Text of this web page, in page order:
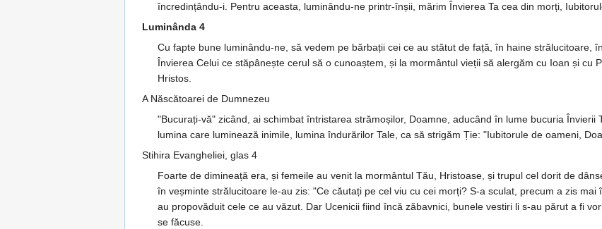
încredințându-i. Pentru aceasta, luminându-ne printr-înșii, mărim Învierea Ta cea din morți,
Luminânda 4
Cu fapte bune luminându-ne, să vedem pe bărbații cei ce au stătut de față, în haine strălucitoare,
Învierea Celui ce stăpânește cerul să o cunoaștem, și la mormântul vieții să alergăm cu Ioan și
Hristos.
A Născătoarei de Dumnezeu
"Bucurați-vă" zicând, ai schimbat întristarea strămoșilor, Doamne, aducând în lume bucuria
lumina care luminează inimile, lumina îndurărilor Tale, ca să strigăm Ție: "Iubitorule de oameni,
Stihira Evangheliei, glas 4
Foarte de dimineață era, și femeile au venit la mormântul Tău, Hristoase, și trupul cel dorit de
în veșminte strălucitoare le-au zis: "Ce căutați pe cel viu cu cei morți? S-a sculat, precum a zis
au propovăduit cele ce au văzut. Dar Ucenicii fiind încă zăbavnici, bunele vestiri li s-au părut a fi
se făcuse.